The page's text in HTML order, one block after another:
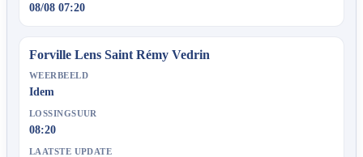
08/08 07:20
Forville Lens Saint Rémy Vedrin
WEERBEELD
Idem
LOSSINGSUUR
08:20
LAATSTE UPDATE